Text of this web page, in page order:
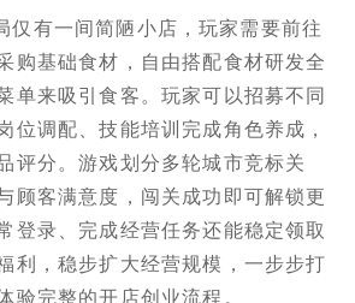
仅有一间简陋小店，玩家需要前往
购基础食材，自由搭配食材研发全
单来吸引食客。玩家可以招募不同
位调配、技能培训完成角色养成，
评分。游戏划分多轮城市竞标关
顾客满意度，闯关成功即可解锁更
登录、完成经营任务还能稳定领取
利，稳步扩大经营规模，一步步打
验完整的开店创业流程。